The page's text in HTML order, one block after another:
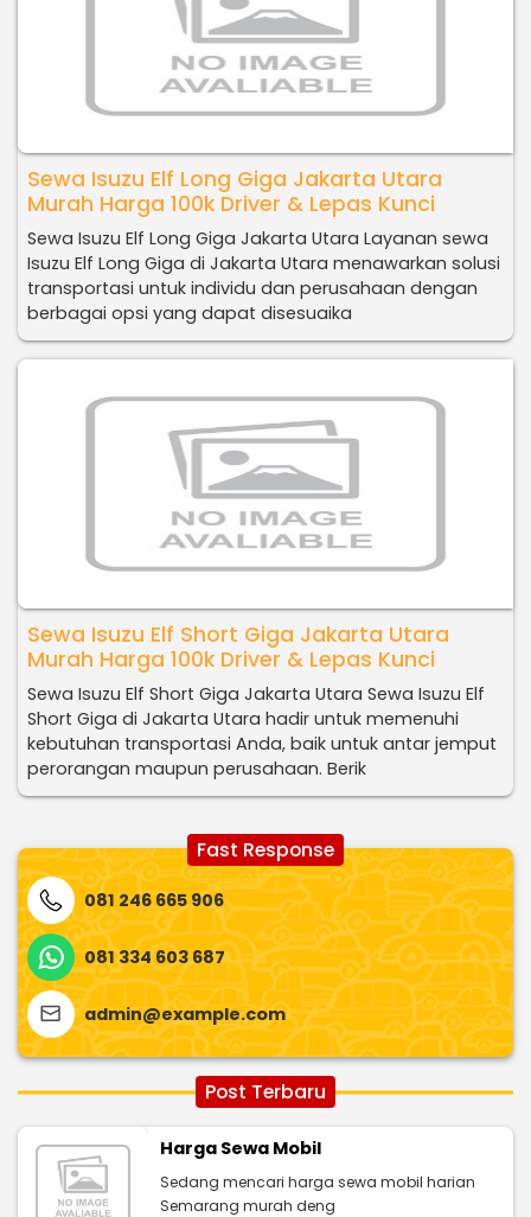
Sewa Isuzu Elf Long Giga Jakarta Utara
Murah Harga 100k Driver & Lepas Kunci
Sewa Isuzu Elf Long Giga Jakarta Utara Layanan sewa
Isuzu Elf Long Giga di Jakarta Utara menawarkan solusi
transportasi untuk individu dan perusahaan dengan
berbagai opsi yang dapat disesuaika
Sewa Isuzu Elf Short Giga Jakarta Utara
Murah Harga 100k Driver & Lepas Kunci
Sewa Isuzu Elf Short Giga Jakarta Utara Sewa Isuzu Elf
Short Giga di Jakarta Utara hadir untuk memenuhi
kebutuhan transportasi Anda, baik untuk antar jemput
perorangan maupun perusahaan. Berik
Fast Response
081 246 665 906
081 334 603 687
admin@example.com
Post Terbaru
Harga Sewa Mobil
Sedang mencari harga sewa mobil harian
Semarang murah deng